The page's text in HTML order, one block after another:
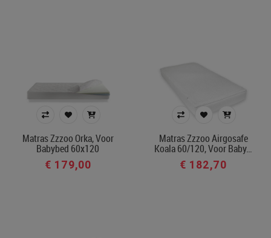
Matras Zzzoo Orka, Voor
Babybed 60x120
€ 179,00
Matras Zzzoo Airgosafe
Koala 60/120, Voor Baby…
€ 182,70